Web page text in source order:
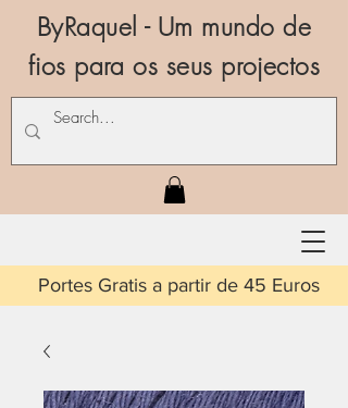
ByRaquel - Um mundo de
fios para os seus projectos
a partir de 45 Euros